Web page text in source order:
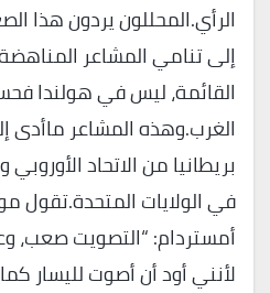
الرأي.المحللون يردون هذا
إلى تنامي المشاعر
القائمة، ليس في هولندا
الغرب.وهذه المشاعر ماأدى
بريطانيا من الاتحاد
في الولايات المتحدة.تقول
أمستردام: “التصويت صعب،
لأنني أود أن أصوت لليسار